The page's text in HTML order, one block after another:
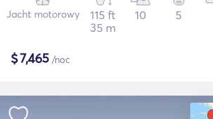
Jacht motorowy
115 ft
35 m
10 5
$7,465 /noc